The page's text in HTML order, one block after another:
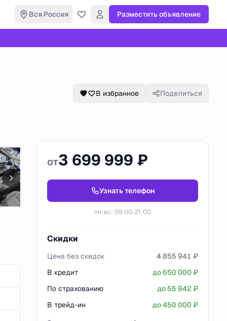
Вся Россия Разместить объявление
В избранное Поделиться
от3 699 999 ₽
Узнать телефон
пн-вс: 09:00-21:00
Скидки
Цена без скидок
4 855 941 ₽
В кредит
до 650 000 ₽
По страхованию
до 55 942 ₽
В трейд-ин
до 450 000 ₽